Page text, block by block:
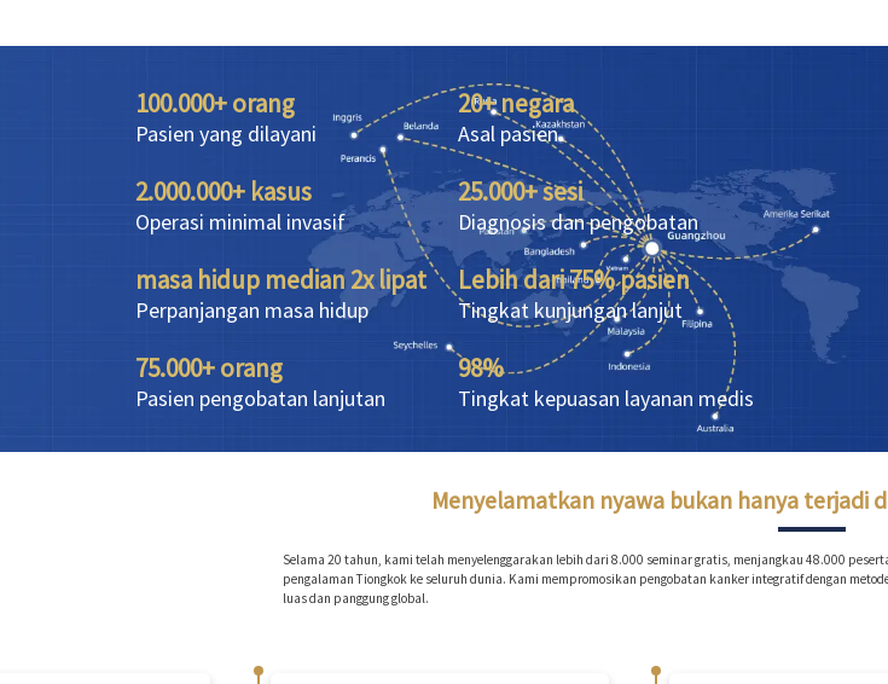
100.000+ orang
Pasien yang dilayani
20+ negara
Asal pasien
2.000.000+ kasus
Operasi minimal invasif
25.000+ sesi
Diagnosis dan pengobatan
masa hidup median 2x lipat
Perpanjangan masa hidup
Lebih dari 75% pasien
Tingkat kunjungan lanjut
75.000+ orang
Pasien pengobatan lanjutan
98%
Tingkat kepuasan layanan medis
Menyelamatkan nyawa bukan hanya terjadi
Selama 20 tahun, kami telah menyelenggarakan lebih dari 8.000 seminar gratis, menjangkau 48.000
pengalaman Tiongkok ke seluruh dunia. Kami mempromosikan pengobatan kanker integratif dengan
luas dan panggung global.